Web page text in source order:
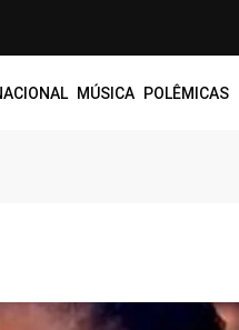
MÚSICA POLÊMICAS